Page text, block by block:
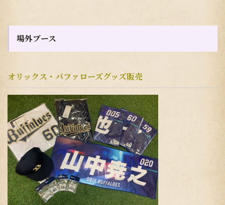
場外ブース
オリックス・バファローズグッズ販売